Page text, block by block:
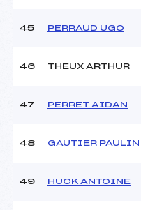
45 PERRAUD UGO
46 THEUX ARTHUR
47 PERRET AIDAN
48 GAUTIER PAULIN
49 HUCK ANTOINE